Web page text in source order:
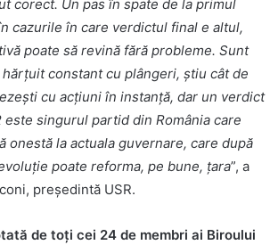
corect. Un pas în spate de la primul
cazurile în care verdictul final e altul,
poate să revină fără probleme. Sunt
constant cu plângeri, știu cât de
cu acțiuni în instanță, dar un verdict
este singurul partid din România care
onestă la actuala guvernare, care după
poate reforma, pe bune, țara”, a
președintă USR.
de toți cei 24 de membri ai Biroului